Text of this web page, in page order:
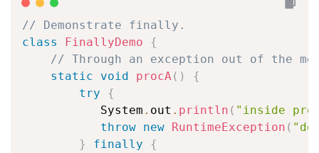
// Demonstrate finally.
class
FinallyDemo
{
// Through an exception out of the
static
void procA( )
{
try
{
           System
. out . println ( "inside
throw new RuntimeException (
}
finally
{